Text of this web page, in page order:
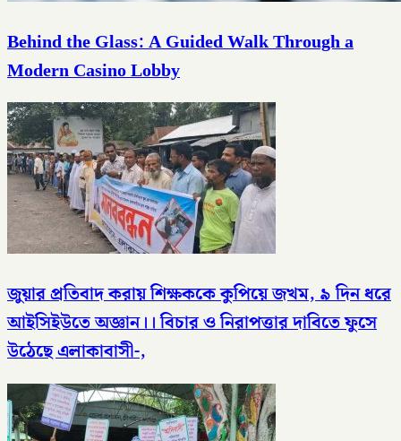
Behind the Glass: A Guided Walk Through a
Modern Casino Lobby
জুয়ার প্রতিবাদ করায় শিক্ষককে কুপিয়ে জখম, ৯ দিন ধরে
আইসিইউতে অজ্ঞান।। বিচার ও নিরাপত্তার দাবিতে ফুসে
উঠেছে এলাকাবাসী-,